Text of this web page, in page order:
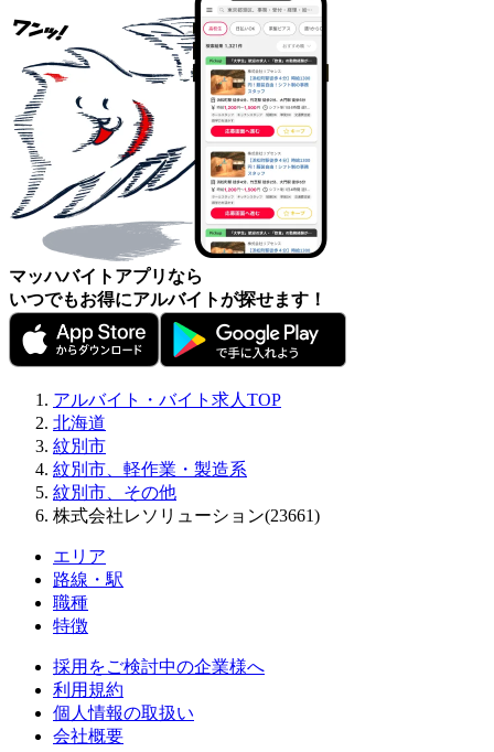
マッハバイトアプリなら
いつでもお得にアルバイトが探せます！
アルバイト・バイト求人TOP
北海道
紋別市
紋別市、軽作業・製造系
紋別市、その他
株式会社レソリューション(23661)
エリア
路線・駅
職種
特徴
採用をご検討中の企業様へ
利用規約
個人情報の取扱い
会社概要